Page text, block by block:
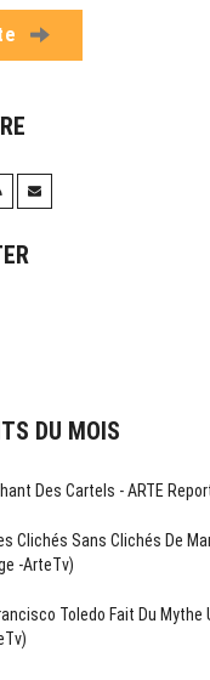
DU MOIS
Des Cartels - ARTE
Clichés Sans Clichés De
-ArteTv)
Toledo Fait Du Mythe